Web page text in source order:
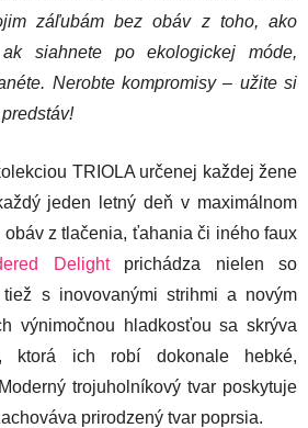
záľubám bez obáv z toho, ako
siahnete po ekologickej móde,
Nerobte kompromisy – užite si
TRIOLA určenej každej žene
jeden letný deň v maximálnom
z tlačenia, ťahania či iného faux
Delightprichádza nielen so
s inovovanými strihmi a novým
výnimočnou hladkosťou sa skrýva
ktorá ich robí dokonale hebké,
trojuholníkový tvar poskytuje
prirodzený tvar poprsia.